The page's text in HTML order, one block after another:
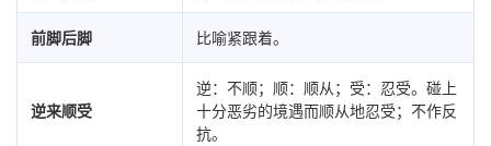
前脚后脚 比喻紧跟着。
逆来顺受
逆：不顺；顺：顺从；受：忍受。碰上
十分恶劣的境遇而顺从地忍受；不作反
抗。